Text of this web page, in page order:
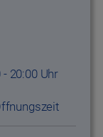
20:00 Uhr